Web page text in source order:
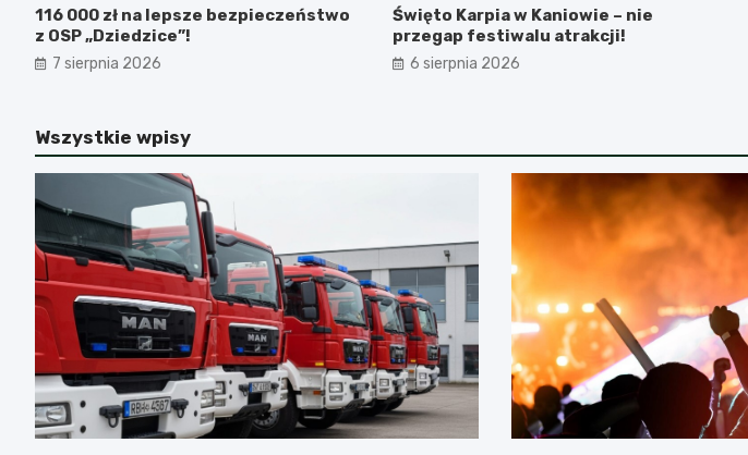
116 000 zł na lepsze bezpieczeństwo
z OSP „Dziedzice”!
7 sierpnia 2026
Święto Karpia w Kaniowie – nie
przegap festiwalu atrakcji!
6 sierpnia 2026
Wszystkie wpisy